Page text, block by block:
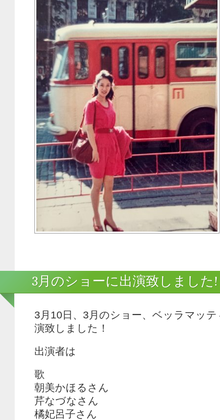
3月のショーに出演致しました!
3月10日、3月のショー、ベッラマッ
演致しました！
出演者は
歌
朝美かほるさん
芹なづなさん
橘妃呂子さん